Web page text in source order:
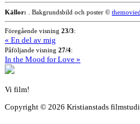
Källor: . Bakgrundsbild och poster ©
Föregående visning 23/3:
« En del av mig
Påföljande visning 27/4:
In the Mood for Love »
Vi film!
Copyright © 2026 Kristianstads